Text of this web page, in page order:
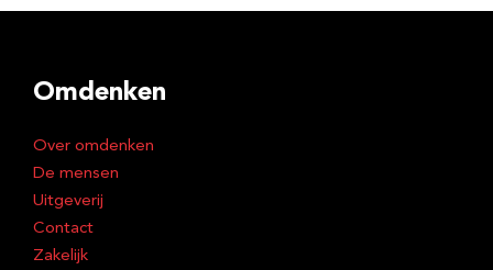
Omdenken
Over omdenken
De mensen
Uitgeverij
Contact
Zakelijk